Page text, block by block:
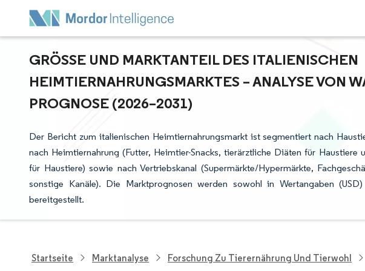
GRÖSSE UND MARKTANTEIL DES ITALIENISCHEN H
EIMTIERNAHRUNGSMARKTES – ANALYSE VON
ROGNOSE (2026–2031)
Der Bericht zum italienischen Heimtiernahrungsmarkt ist segmentiert nach
nach Heimtiernahrung (Futter, Heimtier-Snacks, tierärztliche Diäten für Haustiere
für Haustiere) sowie nach Vertriebskanal (Supermärkte/Hypermärkte,
sonstige Kanäle). Die Marktprognosen werden sowohl in Wertangaben
bereitgestellt.
Startseite Marktanalyse Forschung Zu Tierernährung Und Tierwohl